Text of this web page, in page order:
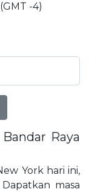
(GMT -4)
Raya
York hari ini,
masa